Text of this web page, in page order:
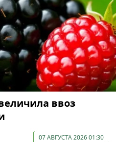
ввоз
07 АВГУСТА 2026 01:30